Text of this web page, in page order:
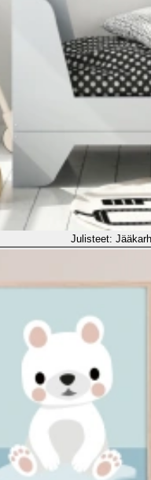
Julisteet: